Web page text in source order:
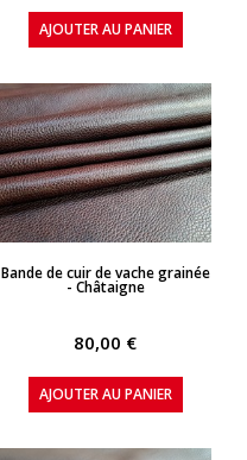
AJOUTER AU PANIER
APERÇU RAPIDE
Bande de cuir de vache grainée
- Châtaigne
80,00 €
AJOUTER AU PANIER